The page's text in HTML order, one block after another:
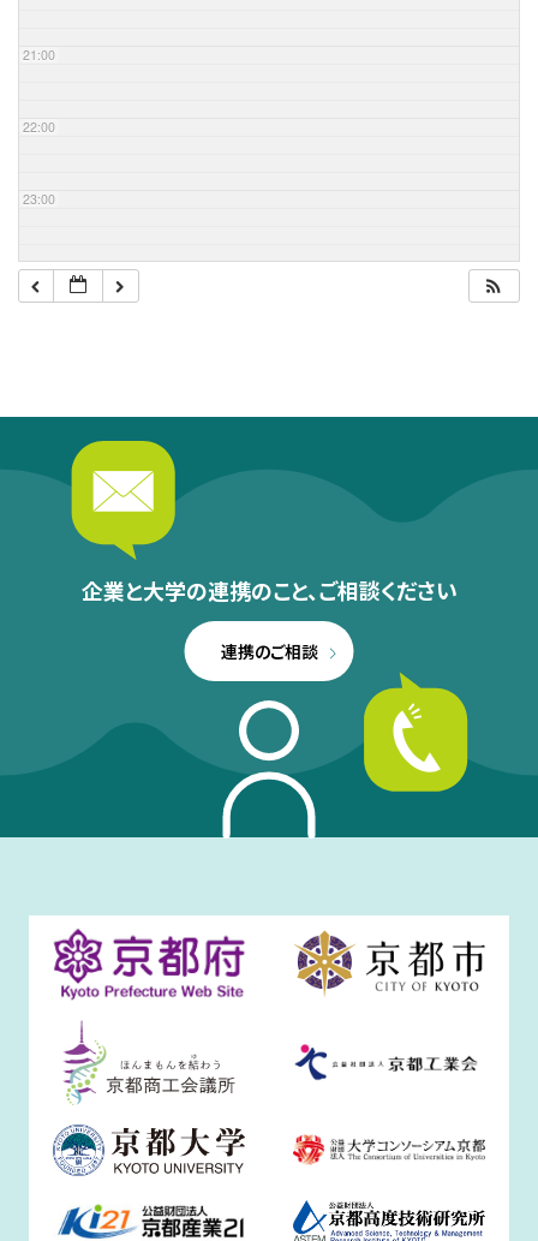
21:00
22:00
23:00
企業と大学の連携のこと、ご相談ください
連携のご相談